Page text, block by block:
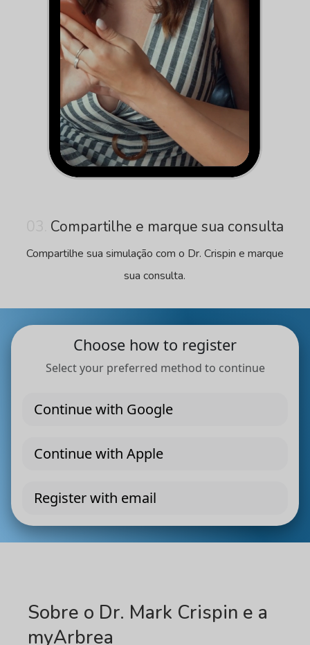
Compartilhe e marque sua consulta
Compartilhe sua simulação com o Dr. Crispin e marque
sua consulta.
Sobre o Dr. Mark Crispin e a
myArbrea